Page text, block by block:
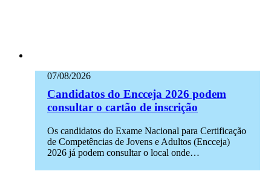
07/08/2026
Candidatos do Encceja 2026 podem
consultar o cartão de inscrição
Os candidatos do Exame Nacional para Certificação
de Competências de Jovens e Adultos (Encceja)
2026 já podem consultar o local onde…